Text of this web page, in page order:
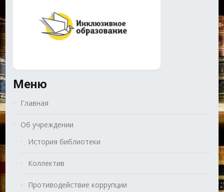
Меню
Главная
Об учреждении
История библиотеки
Коллектив
Противодействие коррупции